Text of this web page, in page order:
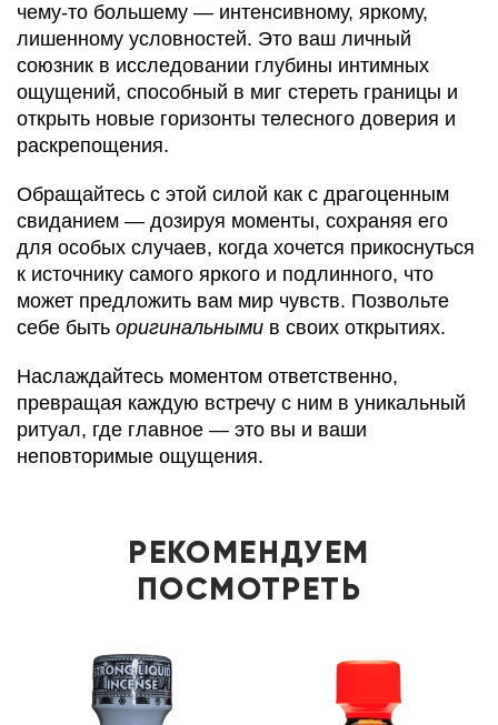
чему-то большему — интенсивному, яркому,
лишенному условностей. Это ваш личный
союзник в исследовании глубины интимных
ощущений, способный в миг стереть границы и
открыть новые горизонты телесного доверия и
раскрепощения.
Обращайтесь с этой силой как с драгоценным
свиданием — дозируя моменты, сохраняя его
для особых случаев, когда хочется прикоснуться
к источнику самого яркого и подлинного, что
может предложить вам мир чувств. Позвольте
себе быть оригинальными в своих открытиях.
Наслаждайтесь моментом ответственно,
превращая каждую встречу с ним в уникальный
ритуал, где главное — это вы и ваши
неповторимые ощущения.
РЕКОМЕНДУЕМ
ПОСМОТРЕТЬ